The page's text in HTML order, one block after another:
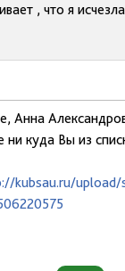
, что я
Анна
ни куда Вы из
kubsau.ru/upload/